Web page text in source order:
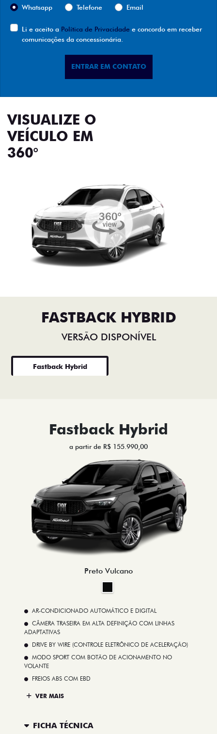
Whatsapp
Telefone Email
Li e aceito a Política de Privacidade e concordo em receber
comunicações da concessionária.
ENTRAR EM CONTATO
VISUALIZE O
VEÍCULO EM
360°
FASTBACK HYBRID
VERSÃO DISPONÍVEL
Fastback Hybrid
Fastback Hybrid
a partir de R$ 155.990,00
Preto Vulcano
AR-CONDICIONADO AUTOMÁTICO E DIGITAL
CÂMERA TRASEIRA EM ALTA DEFINIÇÃO COM LINHAS
ADAPTATIVAS
DRIVE BY WIRE (CONTROLE ELETRÔNICO DE ACELERAÇÃO)
MODO SPORT COM BOTÃO DE ACIONAMENTO NO
VOLANTE
FREIOS ABS COM EBD
VER MAIS
FICHA TÉCNICA